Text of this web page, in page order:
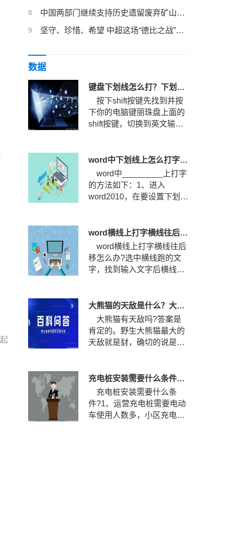
8 中国两部门继续支持历史遗留废弃矿山生态修复
9 坚守、珍惜、希望 中超这场“德比之战”的三重叙事
数据
键盘下划线怎么打？下划线快捷键是哪个？
按下shift按键先找到并按
下你的电脑键丽珠盘上面的
shift按键，切换到英文输入
word中下划线上怎么打字？下划线怎么固定不随字走？
word中_________上打字
的方法如下：1、进入
word2010，在要设置下划线
word横线上打字横线往后移怎么办？word横线上打字怎么居中？
word横线上打字横线往后
移怎么办?选中横线跑的文
字，找到输入文字后横线跑
大熊猫的天敌是什么？大熊猫的战斗力到底有多强？
大熊猫有天敌吗?答案是
肯定的。野生大熊猫最大的
天敌就是豺，确切的说是四
充电桩安装需要什么条件？安装充电桩需要什么手续？
充电桩安装需要什么条
件?1、运营充电桩需要电动
车使用人数多，小区充电使